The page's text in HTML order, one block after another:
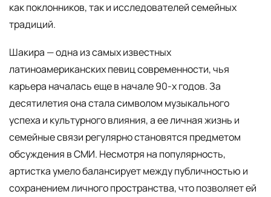
как поклонников, так и исследователей семейных
традиций.
Шакира — одна из самых известных
латиноамериканских певиц современности, чья
карьера началась еще в начале 90-х годов. За
десятилетия она стала символом музыкального
успеха и культурного влияния, а ее личная жизнь и
семейные связи регулярно становятся предметом
обсуждения в СМИ. Несмотря на популярность,
артистка умело балансирует между публичностью и
сохранением личного пространства, что позволяет ей